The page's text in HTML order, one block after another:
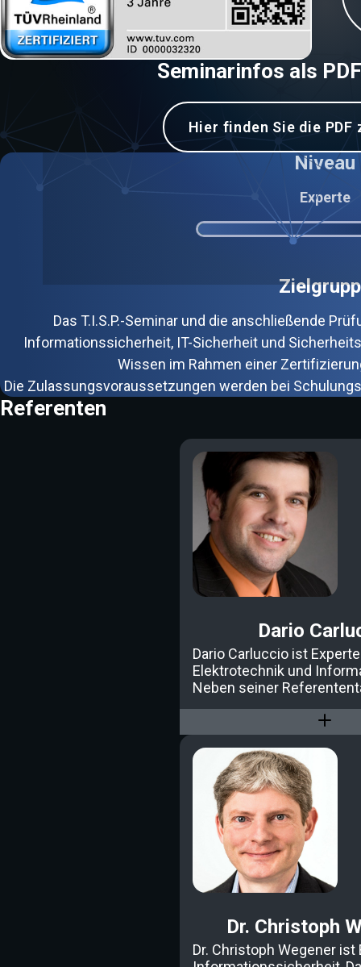
Seminarinfos als
Hier finden Sie die PDF
Niveau
Experte
Das T.I.S.P.-Seminar und die anschließende
Informationssicherheit, IT-Sicherheit und
Wissen im Rahmen einer
Die Zulassungsvoraussetzungen werden bei
Referenten
Dario
Dario Carluccio ist
Elektrotechnik und
Neben seiner
als IT-Leiter,
Sachverständiger im
Sicherheit tätig.
Dr. Christoph
Dr. Christoph Wegener ist